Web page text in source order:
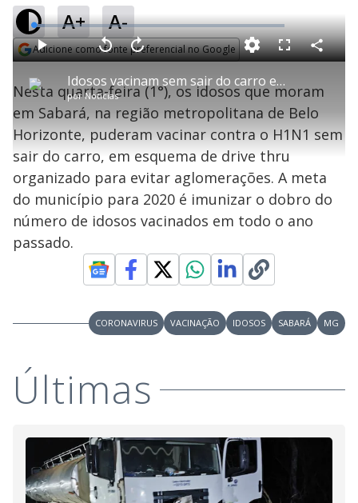
A+ A-
Adicione como fonte preferencial no Google
P
l
a
y
V
i
d
e
o
Idosos vacinam sem sair do carro em Sabará (MG)
por Notícias
P V
t
a
r
0
e
g
n
d
s
A
n
ç
a
1
0
s
e
u
n
o
s
L
o
a
d
e
4
.
3
8
%
F
s
c
n
C
o
a
r
i
l
a
Nesta quarta-feira (1°), os idosos que moram
em Sabará, na região metropolitana de Belo
Horizonte, puderam vacinar contra o H1N1 sem
sair do carro, em esquema de drive thru
organizado para evitar aglomerações. A meta
do município para 2020 é imunizar o dobro do
número de idosos vacinados em todo o ano
passado.
CORONAVIRUS VACINAÇÃO IDOSOS SABARÁ MG
Últimas